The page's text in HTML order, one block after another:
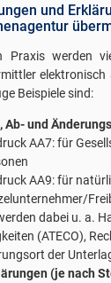
und
Praxis werden
Beispiele sind:
Ab- und
AA7: für
AA9: für
dabei u. a.
(ATECO),
der
(je nach